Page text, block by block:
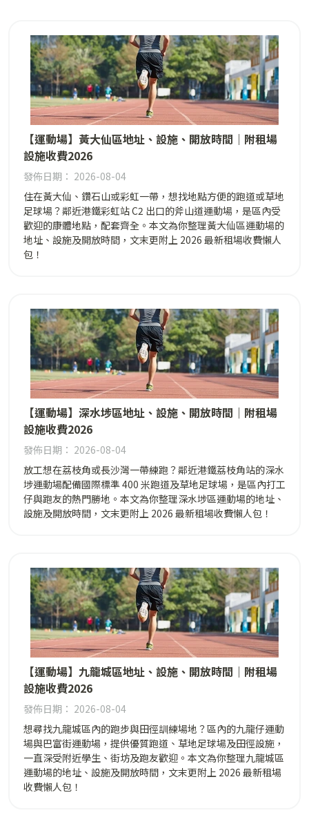
【運動場】黃大仙區地址、設施、開放時間｜附租場
設施收費2026
發佈日期： 2026-08-04
住在黃大仙、鑽石山或彩虹一帶，想找地點方便的跑道或草地
足球場？鄰近港鐵彩虹站 C2 出口的斧山道運動場，是區內受
歡迎的康體地點，配套齊全。本文為你整理黃大仙區運動場的
地址、設施及開放時間，文末更附上 2026 最新租場收費懶人
包！
【運動場】深水埗區地址、設施、開放時間｜附租場
設施收費2026
發佈日期： 2026-08-04
放工想在荔枝角或長沙灣一帶練跑？鄰近港鐵荔枝角站的深水
埗運動場配備國際標準 400 米跑道及草地足球場，是區內打工
仔與跑友的熱門勝地。本文為你整理深水埗區運動場的地址、
設施及開放時間，文末更附上 2026 最新租場收費懶人包！
【運動場】九龍城區地址、設施、開放時間｜附租場
設施收費2026
發佈日期： 2026-08-04
想尋找九龍城區內的跑步與田徑訓練場地？區內的九龍仔運動
場與巴富街運動場，提供優質跑道、草地足球場及田徑設施，
一直深受附近學生、街坊及跑友歡迎。本文為你整理九龍城區
運動場的地址、設施及開放時間，文末更附上 2026 最新租場
收費懶人包！